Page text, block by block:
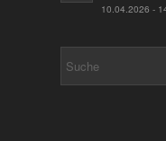
10.04.2026 -